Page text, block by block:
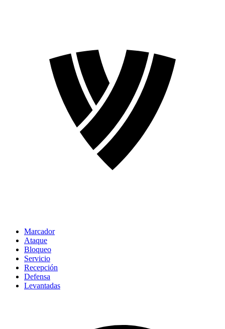
Marcador
Ataque
Bloqueo
Servicio
Recepción
Defensa
Levantadas